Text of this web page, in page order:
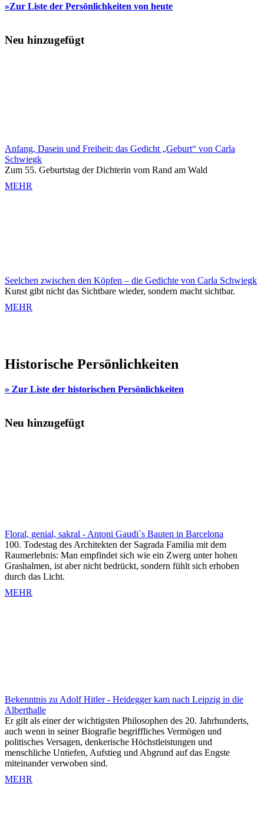
»Zur Liste der Persönlichkeiten von heute
Neu hinzugefügt
Anfang, Dasein und Freiheit: das Gedicht „Geburt“ von Carla
Schwiegk
Zum 55. Geburtstag der Dichterin vom Rand am Wald
MEHR
Seelchen zwischen den Köpfen – die Gedichte von Carla Schwiegk
Kunst gibt nicht das Sichtbare wieder, sondern macht sichtbar.
MEHR
Historische Persönlichkeiten
» Zur Liste der historischen Persönlichkeiten
Neu hinzugefügt
Floral, genial, sakral - Antoni Gaudi`s Bauten in Barcelona
100. Todestag des Architekten der Sagrada Familia mit dem
Raumerlebnis: Man empfindet sich wie ein Zwerg unter hohen
Grashalmen, ist aber nicht bedrückt, sondern fühlt sich erhoben
durch das Licht.
MEHR
Bekenntnis zu Adolf Hitler - Heidegger kam nach Leipzig in die
Alberthalle
Er gilt als einer der wichtigsten Philosophen des 20. Jahrhunderts,
auch wenn in seiner Biografie begriffliches Vermögen und
politisches Versagen, denkerische Höchstleistungen und
menschliche Untiefen, Aufstieg und Abgrund auf das Engste
miteinander verwoben sind.
MEHR